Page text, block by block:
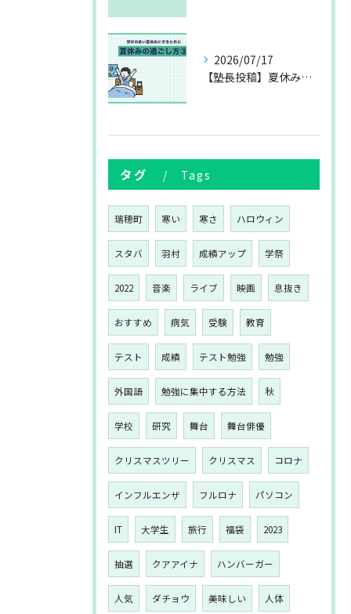
2026/07/17
【塾長投稿】夏休みの過ごし方③
タグ Tags
瑞穂町 寒い 寒さ ハロウィン
スタバ 羽村 成績アップ 学祭
2022 音楽 ライブ 映画 息抜き
おすすめ 病気 受験 教育
テスト 成績 テスト勉強 勉強
外国語 勉強に集中する方法 秋
学校 研究 舞台 舞台俳優
クリスマスツリー クリスマス コロナ
インフルエンザ フルロナ パソコン
IT 大学生 旅行 福袋 2023
抽選 クアアイナ ハンバーガー
人気 ダチョウ 美味しい 人体